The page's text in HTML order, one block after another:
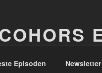
Episoden Newsletter